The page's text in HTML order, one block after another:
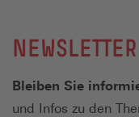
Bleiben Sie
und Infos zu den